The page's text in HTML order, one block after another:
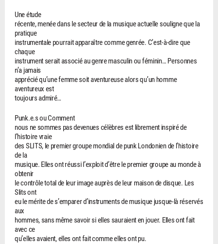
Une étude
récente, menée dans le secteur de la musique actuelle souligne que la
pratique
instrumentale pourrait apparaître comme genrée. C’est-à-dire que
chaque
instrument serait associé au genre masculin ou féminin… Personnes
n’a jamais
apprécié qu’une femme soit aventureuse alors qu’un homme
aventureux est
toujours admiré…
Punk.e.s ou Comment
nous ne sommes pas devenues célèbres est librement inspiré de
l’histoire vraie
des SLITS, le premier groupe mondial de punk Londonien de l’histoire
de la
musique. Elles ont réussi l’exploit d’être le premier groupe au monde à
obtenir
le contrôle total de leur image auprès de leur maison de disque. Les
Slits ont
eu le mérite de s’emparer d’instruments de musique jusque-là réservés
aux
hommes, sans même savoir si elles sauraient en jouer. Elles ont fait
avec ce
qu’elles avaient, elles ont fait comme elles ont pu.